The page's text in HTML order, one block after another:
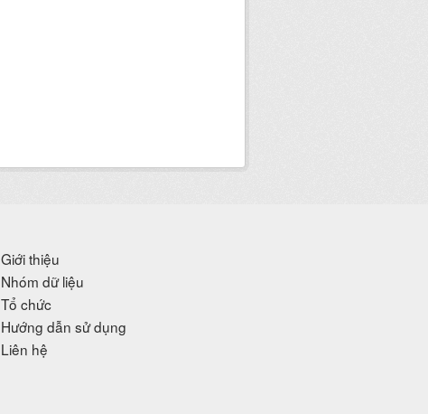
Giới thiệu
Nhóm dữ liệu
Tổ chức
Hướng dẫn sử dụng
Liên hệ